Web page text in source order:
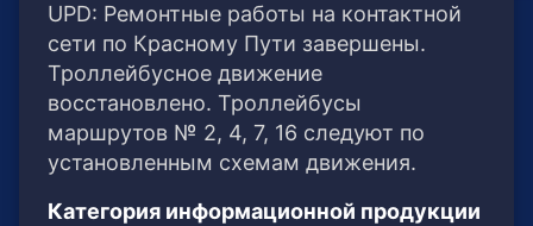
UPD: Ремонтные работы на контактной
сети по Красному Пути завершены.
Троллейбусное движение
восстановлено. Троллейбусы
маршрутов № 2, 4, 7, 16 следуют по
установленным схемам движения.
Категория информационной продукции